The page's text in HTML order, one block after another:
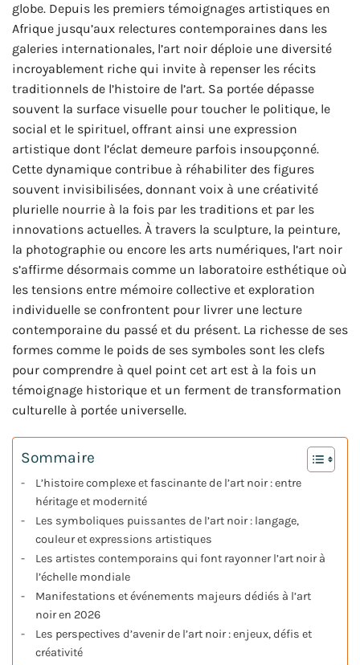
globe. Depuis les premiers témoignages artistiques en
Afrique jusqu’aux relectures contemporaines dans les
galeries internationales, l’art noir déploie une diversité
incroyablement riche qui invite à repenser les récits
traditionnels de l’histoire de l’art. Sa portée dépasse
souvent la surface visuelle pour toucher le politique, le
social et le spirituel, offrant ainsi une expression
artistique dont l’éclat demeure parfois insoupçonné.
Cette dynamique contribue à réhabiliter des figures
souvent invisibilisées, donnant voix à une créativité
plurielle nourrie à la fois par les traditions et par les
innovations actuelles. À travers la sculpture, la peinture,
la photographie ou encore les arts numériques, l’art noir
s’affirme désormais comme un laboratoire esthétique où
les tensions entre mémoire collective et exploration
individuelle se confrontent pour livrer une lecture
contemporaine du passé et du présent. La richesse de ses
formes comme le poids de ses symboles sont les clefs
pour comprendre à quel point cet art est à la fois un
témoignage historique et un ferment de transformation
culturelle à portée universelle.
Sommaire
L’histoire complexe et fascinante de l’art noir : entre
héritage et modernité
Les symboliques puissantes de l’art noir : langage,
couleur et expressions artistiques
Les artistes contemporains qui font rayonner l’art noir à
l’échelle mondiale
Manifestations et événements majeurs dédiés à l’art
noir en 2026
Les perspectives d’avenir de l’art noir : enjeux, défis et
créativité